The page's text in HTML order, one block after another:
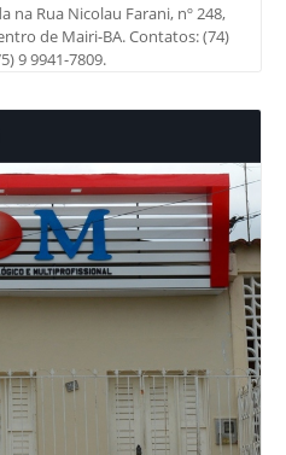
na Rua Nicolau Farani, nº 248,
de Mairi-BA. Contatos: (74)
9 9941-7809.